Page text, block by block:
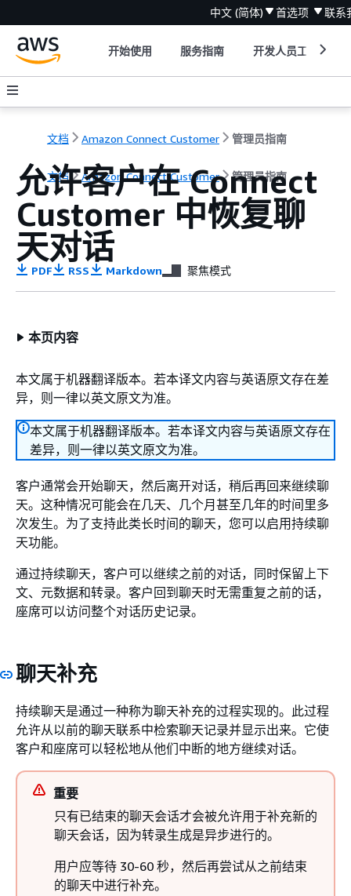
中文 (简体) 首选项 联系
开始使用 服务指南 开发人员工具
文档 Amazon Connect Customer 管理员指南
文档 Amazon Connect Customer 管理员指南
允许客户在 Connect
Customer 中恢复聊
天对话
PDF RSS Markdown 聚焦模式
本页内容
本文属于机器翻译版本。若本译文内容与英语原文存在差
异，则一律以英文原文为准。
本文属于机器翻译版本。若本译文内容与英语原文存在
差异，则一律以英文原文为准。
客户通常会开始聊天，然后离开对话，稍后再回来继续聊
天。这种情况可能会在几天、几个月甚至几年的时间里多
次发生。为了支持此类长时间的聊天，您可以启用持续聊
天功能。
通过持续聊天，客户可以继续之前的对话，同时保留上下
文、元数据和转录。客户回到聊天时无需重复之前的话，
座席可以访问整个对话历史记录。
聊天补充
持续聊天是通过一种称为聊天补充的过程实现的。此过程
允许从以前的聊天联系中检索聊天记录并显示出来。它使
客户和座席可以轻松地从他们中断的地方继续对话。
重要
只有已结束的聊天会话才会被允许用于补充新的
聊天会话，因为转录生成是异步进行的。
用户应等待 30-60 秒，然后再尝试从之前结束
的聊天中进行补充。